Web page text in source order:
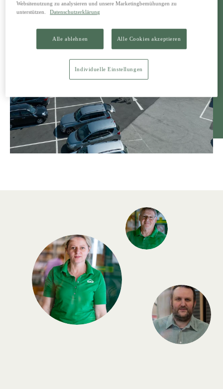
Websitenutzung zu analysieren und unsere Marketingbemühungen zu
unterstützen.
Datenschutzerklärung
Alle ablehnen Alle Cookies akzeptieren
Individuelle Einstellungen